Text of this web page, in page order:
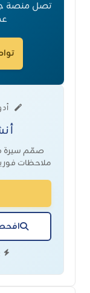
تصل منصة
صمّم سيرة
ملاحظات